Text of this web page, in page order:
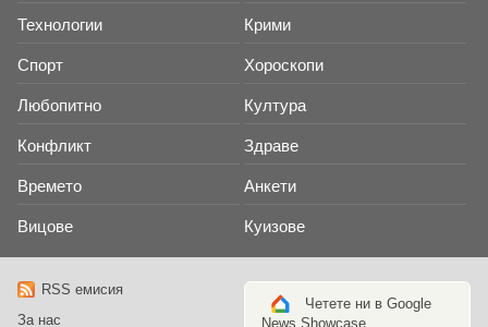
Технологии Крими
Спорт Хороскопи
Любопитно Култура
Конфликт Здраве
Времето Анкети
Вицове Куизове
RSS емисия
За нас
Четете ни в Google
News Showcase